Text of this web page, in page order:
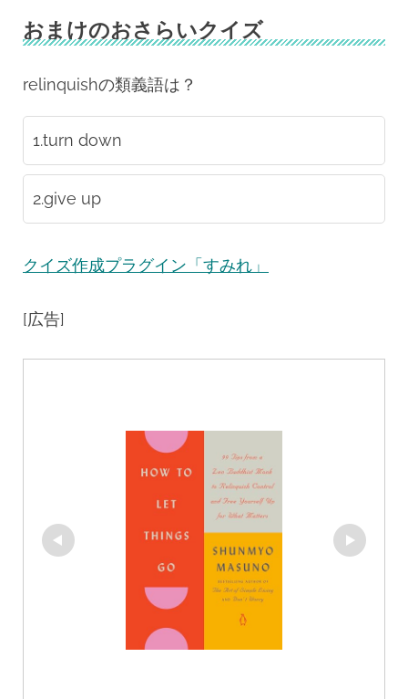
おまけのおさらいクイズ
relinquishの類義語は？
1.turn down
2.give up
クイズ作成プラグイン「すみれ」
[広告]